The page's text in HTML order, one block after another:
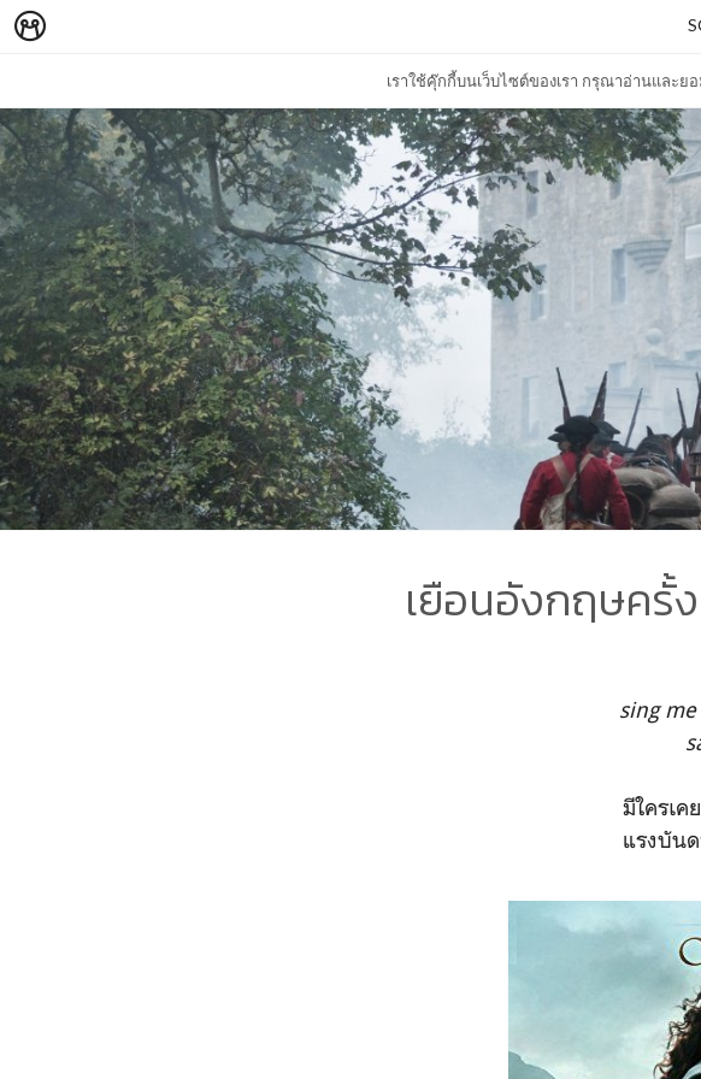
เราใช้คุ๊กกี้บนเว็บไซต์ของเรา กรุณาอ่านและย
เยือนอังกฤษครั้
sing
มีใครเค
แรงบัน